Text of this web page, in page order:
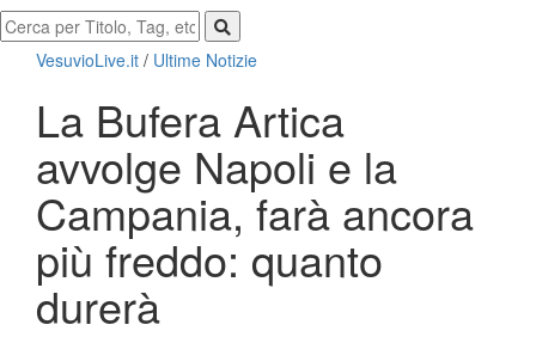
VesuvioLive.it / Ultime Notizie
La Bufera Artica
avvolge Napoli e la
Campania, farà ancora
più freddo: quanto
durerà